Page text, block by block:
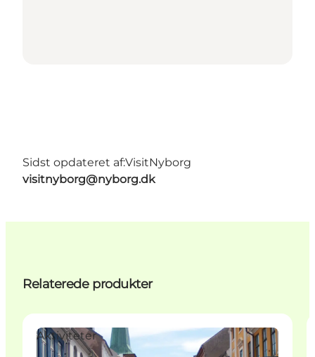
Sidst opdateret af:VisitNyborg
visitnyborg@nyborg.dk
Relaterede produkter
Aktiviteter